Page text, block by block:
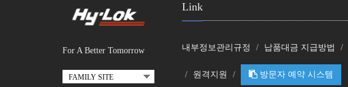
For A Better Tomorrow
Link
내부정보관리규정 납품대금 지급방법
원격지원 방문자 예약 시스템